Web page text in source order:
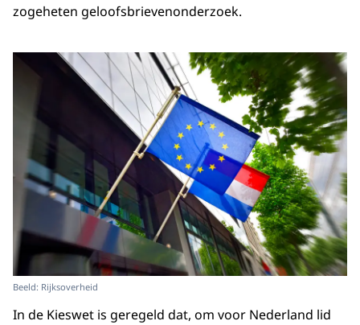
zogeheten geloofsbrievenonderzoek.
Beeld: Rijksoverheid
In de Kieswet is geregeld dat, om voor Nederland lid